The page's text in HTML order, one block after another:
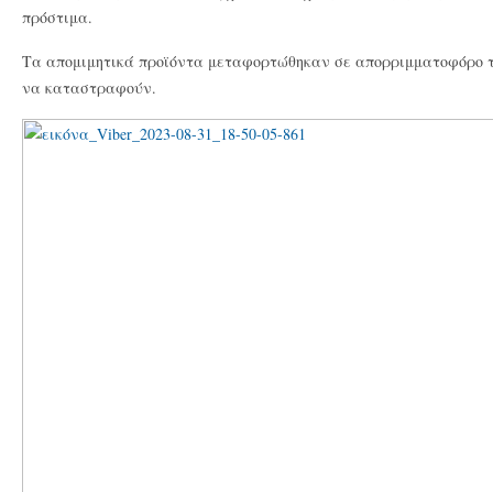
πρόστιμα.
Τα απομιμητικά προϊόντα μεταφορτώθηκαν σε απορριμματοφόρο
να καταστραφούν.